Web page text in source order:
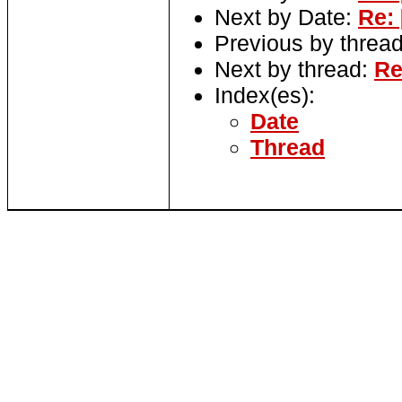
Next by Date: Re:
Previous by
Next by thread:
Index(es):
Date
Thread